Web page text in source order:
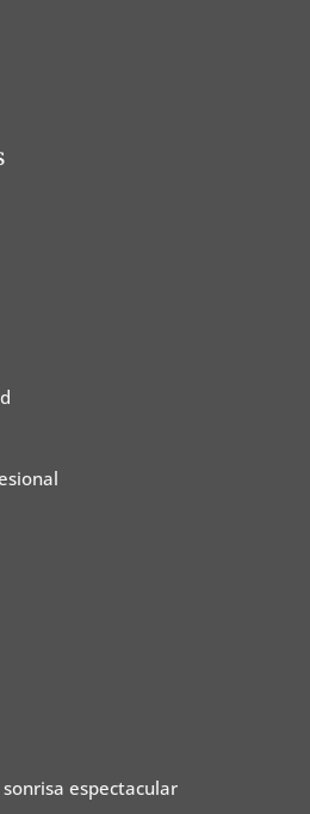
espectacular